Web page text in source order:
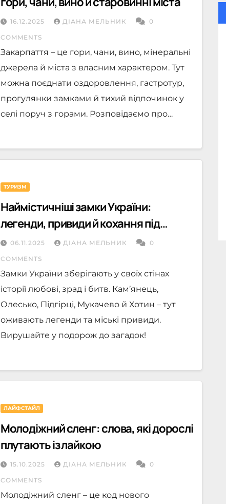
16.12.2025 ДІАНА МЕЛЬНИК 0
COMMENTS
Закарпаття – це гори, чани, вино, мінеральні
джерела й міста з власним характером. Тут
можна поєднати оздоровлення, гастротур,
прогулянки замками й тихий відпочинок у
селі поруч з горами. Розповідаємо про…
ТУРИЗМ
Наймістичніші замки України:
легенди, привиди й кохання під
вежами
06.11.2025 ДІАНА МЕЛЬНИК 0
COMMENTS
Замки України зберігають у своїх стінах
історії любові, зрад і битв. Кам’янець,
Олесько, Підгірці, Мукачево й Хотин – тут
оживають легенди та міські привиди.
Вирушайте у подорож до загадок!
ЛАЙФСТАЙЛ
Молодіжний сленг: слова, які дорослі
плутають із лайкою
15.10.2025 ДІАНА МЕЛЬНИК 0
COMMENTS
Молодіжний сленг – це код нового